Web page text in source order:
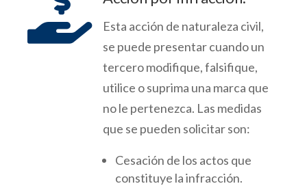

Esta acción de naturaleza civil,
se puede presentar cuando un
tercero modifique, falsifique,
utilice o suprima una marca que
no le pertenezca. Las medidas
que se pueden solicitar son:
Cesación de los actos que
constituye la infracción.